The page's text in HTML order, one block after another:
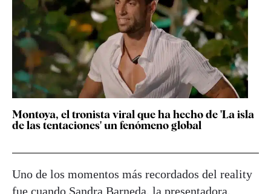
Montoya, el tronista viral que ha hecho de 'La isla
de las tentaciones' un fenómeno global
Uno de los momentos más recordados del reality
fue cuando Sandra Barneda, la presentadora,